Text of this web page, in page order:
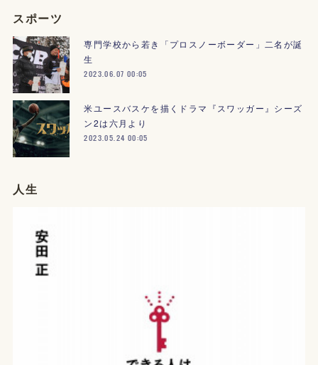
スポーツ
専門学校から若き「プロスノーボーダー」二名が誕
生
2023.06.07 00:05
米ユースバスケを描くドラマ『スワッガー』シーズ
ン2は六月より
2023.05.24 00:05
人生